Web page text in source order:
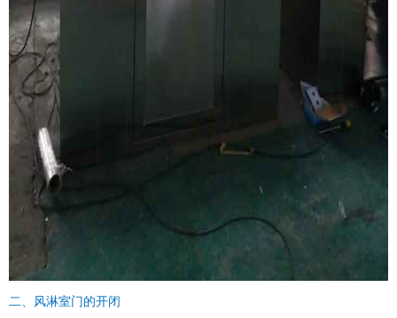
二、风淋室门的开闭